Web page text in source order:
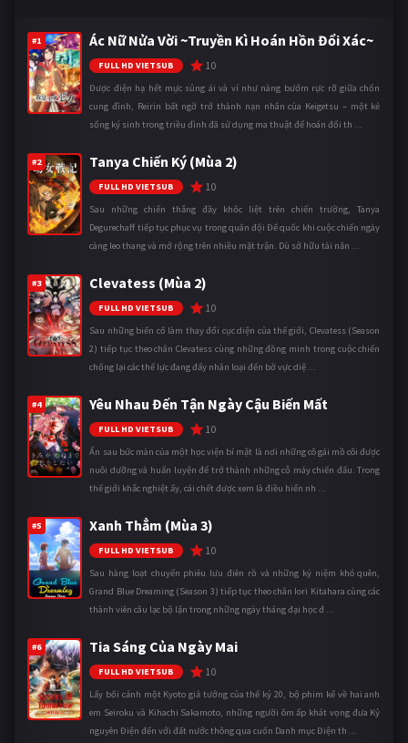
#1 Ác Nữ Nửa Vời ~Truyền Kì Hoán Hồn Đổi Xác~
FULL HD VIETSUB 10
Được điện hạ hết mực sủng ái và ví như nàng bướm rực rỡ giữa chốn
cung đình, Reirin bất ngờ trở thành nạn nhân của Keigetsu – một kẻ
sống ký sinh trong triều đình đã sử dụng ma thuật để hoán đổi th ...
#2 Tanya Chiến Ký (Mùa 2)
FULL HD VIETSUB 10
Sau những chiến thắng đầy khốc liệt trên chiến trường, Tanya
Degurechaff tiếp tục phục vụ trong quân đội Đế quốc khi cuộc chiến ngày
càng leo thang và mở rộng trên nhiều mặt trận. Dù sở hữu tài năn ...
#3 Clevatess (Mùa 2)
FULL HD VIETSUB 10
Sau những biến cố làm thay đổi cục diện của thế giới, Clevatess (Season
2) tiếp tục theo chân Clevatess cùng những đồng minh trong cuộc chiến
chống lại các thế lực đang đẩy nhân loại đến bờ vực diệ ...
#4 Yêu Nhau Đến Tận Ngày Cậu Biến Mất
FULL HD VIETSUB 10
Ẩn sau bức màn của một học viện bí mật là nơi những cô gái mồ côi được
nuôi dưỡng và huấn luyện để trở thành những cỗ máy chiến đấu. Trong
thế giới khắc nghiệt ấy, cái chết được xem là điều hiển nh ...
#5 Xanh Thẳm (Mùa 3)
FULL HD VIETSUB 10
Sau hàng loạt chuyến phiêu lưu điên rồ và những kỷ niệm khó quên,
Grand Blue Dreaming (Season 3) tiếp tục theo chân Iori Kitahara cùng các
thành viên câu lạc bộ lặn trong những ngày tháng đại học đ ...
#6 Tia Sáng Của Ngày Mai
FULL HD VIETSUB 10
Lấy bối cảnh một Kyoto giả tưởng của thế kỷ 20, bộ phim kể về hai anh
em Seiroku và Kihachi Sakamoto, những người ôm ấp khát vọng đưa Kỷ
nguyên Điện đến với đất nước thông qua cuốn Danh mục Điện th ...